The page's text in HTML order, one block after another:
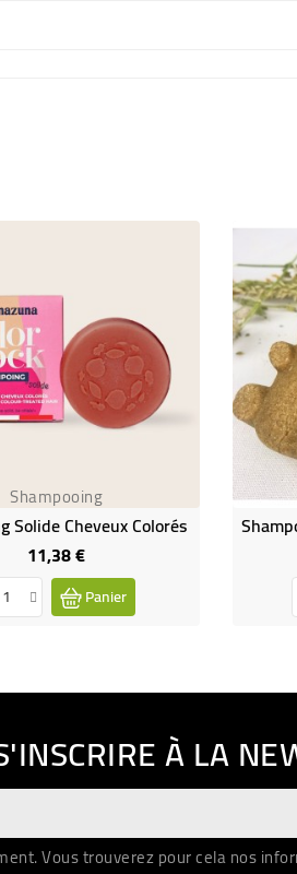
Shampooing
Solide Cheveux Colorés
11,38 €Prix
Panier
À LA
Vous trouverez pour cela nos